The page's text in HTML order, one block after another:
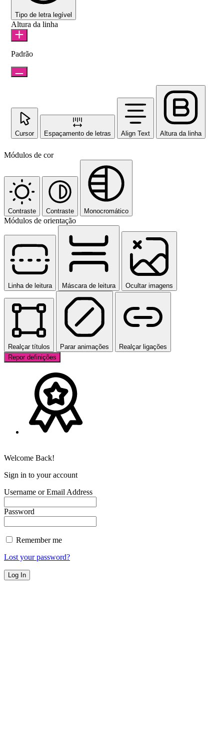
Tipo de letra legível
Altura da linha
Padrão
Cursor Espaçamento de letras Align Text Altura da linha
Módulos de cor
Contraste Contraste Monocromático
Módulos de orientação
Linha de leitura Máscara de leitura Ocultar imagens
Realçar títulos Parar animações
Realçar ligações
Repor definições
Welcome Back!
Sign in to your account
Username or Email Address
Password
Remember me
Lost your password?